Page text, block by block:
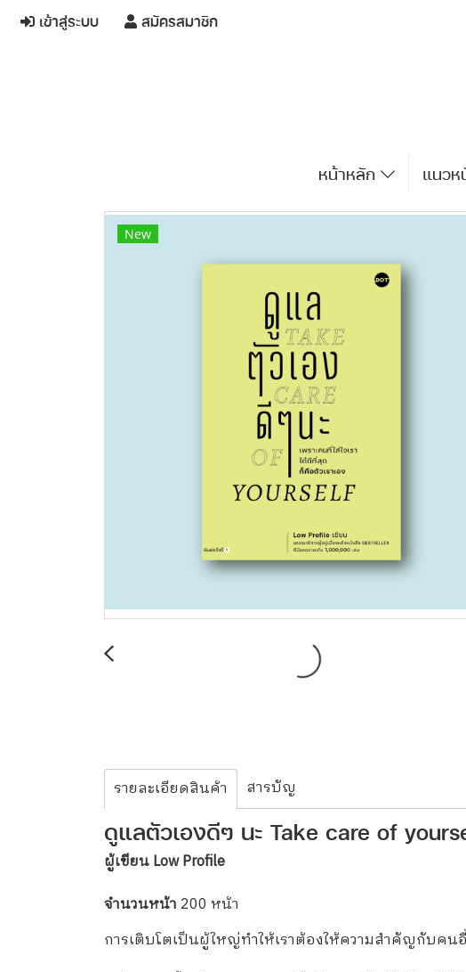
เข้าสู่ระบบ สมัครสมาชิก
หน้าหลัก แนวห
New
รายละเอียดสินค้า สารบัญ
ดูแลตัวเองดีๆ นะ Take care of
ผู้เขียน Low Profile
จำนวนหน้า 200 หน้า
การเติบโตเป็นผู้ใหญ่ทำให้เราต้องให้ความสำคัญกับคน